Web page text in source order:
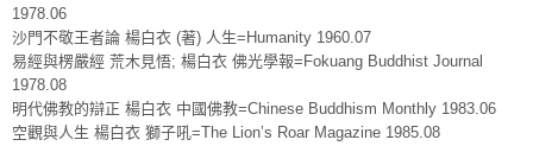
1978.06
沙門不敬王者論 楊白衣 (著) 人生=Humanity 1960.07
易經與楞嚴經 荒木見悟; 楊白衣 佛光學報=Fokuang Buddhist Journal
1978.08
明代佛教的辯正 楊白衣 中國佛教=Chinese Buddhism Monthly 1983.06
空觀與人生 楊白衣 獅子吼=The Lion’s Roar Magazine 1985.08